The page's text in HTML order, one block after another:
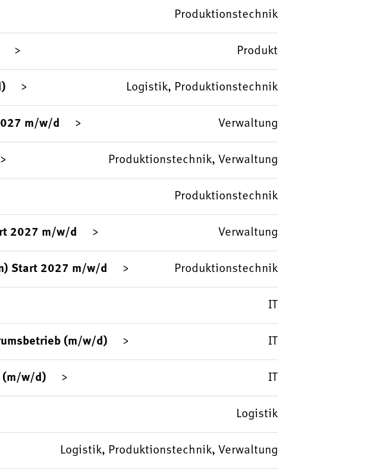
Produktionstechnik
Produkt
Logistik, Produktionstechnik
m/w/d Verwaltung
Produktionstechnik, Verwaltung
Produktionstechnik
2027 m/w/d Verwaltung
Start 2027 m/w/d Produktionstechnik
IT
(m/w/d) IT
(m/w/d) IT
Logistik
Logistik, Produktionstechnik, Verwaltung